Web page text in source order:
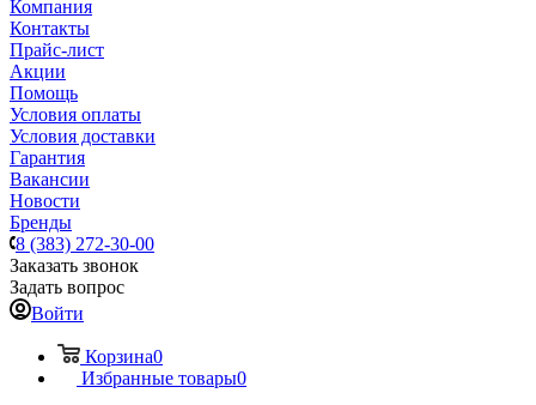
Компания
Контакты
Прайс-лист
Акции
Помощь
Условия оплаты
Условия доставки
Гарантия
Вакансии
Новости
Бренды
8 (383) 272-30-00
Заказать звонок
Задать вопрос
Войти
Корзина0
Избранные товары0